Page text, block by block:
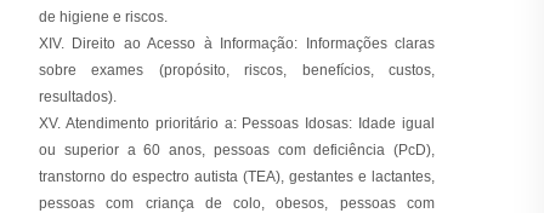
de higiene e riscos.
XIV. Direito ao Acesso à Informação: Informações claras
sobre exames (propósito, riscos, benefícios, custos,
resultados).
XV. Atendimento prioritário a: Pessoas Idosas: Idade igual
ou superior a 60 anos, pessoas com deficiência (PcD),
transtorno do espectro autista (TEA), gestantes e lactantes,
pessoas com criança de colo, obesos, pessoas com